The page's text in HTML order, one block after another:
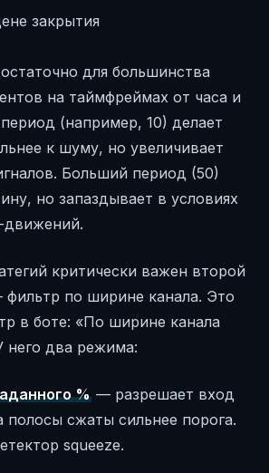
закрытия
для большинства
на таймфреймах от часа и
(например, 10) делает
к шуму, но увеличивает
Больший период (50)
но запаздывает в условиях
движений.
критически важен второй
фильтр по ширине канала. Это
в боте: «По ширине канала
него два режима:
%— разрешает вход
полосы сжаты сильнее порога.
squeeze.